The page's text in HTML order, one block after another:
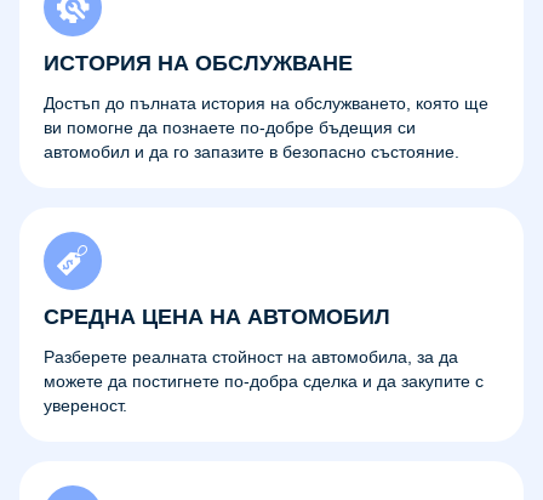
ИСТОРИЯ НА ОБСЛУЖВАНЕ
Достъп до пълната история на обслужването, която ще
ви помогне да познаете по-добре бъдещия си
автомобил и да го запазите в безопасно състояние.
СРЕДНА ЦЕНА НА АВТОМОБИЛ
Разберете реалната стойност на автомобила, за да
можете да постигнете по-добра сделка и да закупите с
увереност.